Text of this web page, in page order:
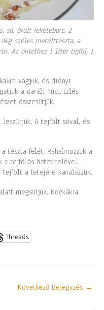
só, őrölt feketebors, 2
széles metélttészta, a
Az öntethez 1 liter tejföl, 1
vágjuk, és diónyi
a darált húst, ízlés
összesütjük.
leszűrjük. A tejfölt sóval, és
tészta felét. Ráhalmozzuk a
a tejfölös öntet felével,
a tetejére kanalazzuk.
megsütjük. Kockákra
Threads
Következő Bejegyzés →